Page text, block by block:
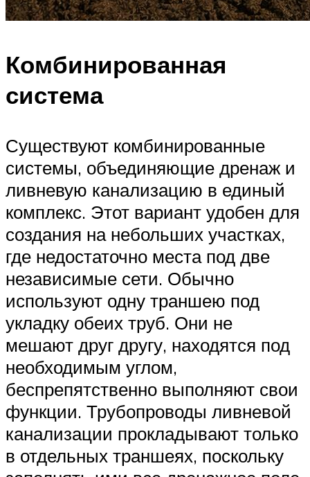
Комбинированная
система
Существуют комбинированные
системы, объединяющие дренаж и
ливневую канализацию в единый
комплекс. Этот вариант удобен для
создания на небольших участках,
где недостаточно места под две
независимые сети. Обычно
используют одну траншею под
укладку обеих труб. Они не
мешают друг другу, находятся под
необходимым углом,
беспрепятственно выполняют свои
функции. Трубопроводы ливневой
канализации прокладывают только
в отдельных траншеях, поскольку